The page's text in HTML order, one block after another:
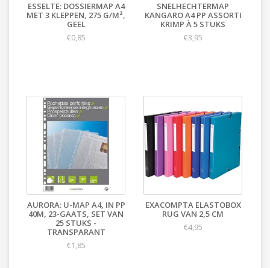
ESSELTE: DOSSIERMAP A4
MET 3 KLEPPEN, 275 G/M²,
GEEL
€0,85
SNELHECHTERMAP
KANGARO A4 PP ASSORTI
KRIMP À 5 STUKS
€3,95
AURORA: U-MAP A4, IN PP
40Μ, 23-GAATS, SET VAN
25 STUKS -
TRANSPARANT
€1,85
EXACOMPTA ELASTOBOX
RUG VAN 2,5 CM
€4,95